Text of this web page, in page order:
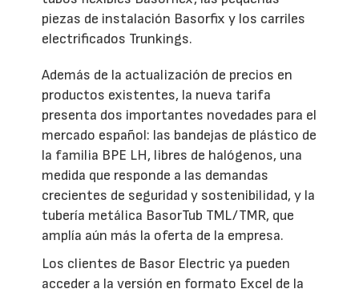
piezas de instalación Basorfix y los carriles
electrificados Trunkings.
Además de la actualización de precios en
productos existentes, la nueva tarifa
presenta dos importantes novedades para el
mercado español: las bandejas de plástico de
la familia BPE LH, libres de halógenos, una
medida que responde a las demandas
crecientes de seguridad y sostenibilidad, y la
tubería metálica BasorTub TML/TMR, que
amplía aún más la oferta de la empresa.
Los clientes de Basor Electric ya pueden
acceder a la versión en formato Excel de la